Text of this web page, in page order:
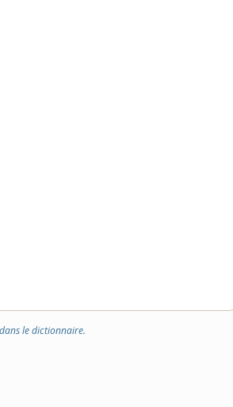
le dictionnaire.